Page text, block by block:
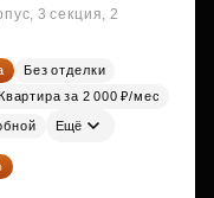
3 секция, 2
Без отделки
Квартира за 2 000 ₽/мес
Ещё